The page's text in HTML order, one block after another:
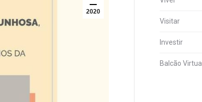
2020
Visitar
Investir
Balcão Virtual